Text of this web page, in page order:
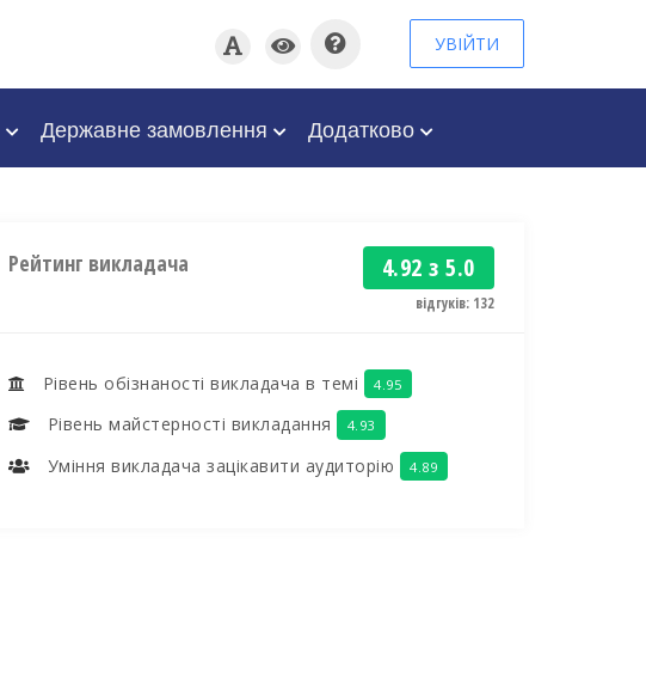
УВІЙТИ
Державне замовлення Додатково
4.92 з 5.0
відгуків: 132
Рейтинг викладача
Рівень обізнаності викладача в темі 4.95
Рівень майстерності викладання 4.93
Уміння викладача зацікавити аудиторію 4.89